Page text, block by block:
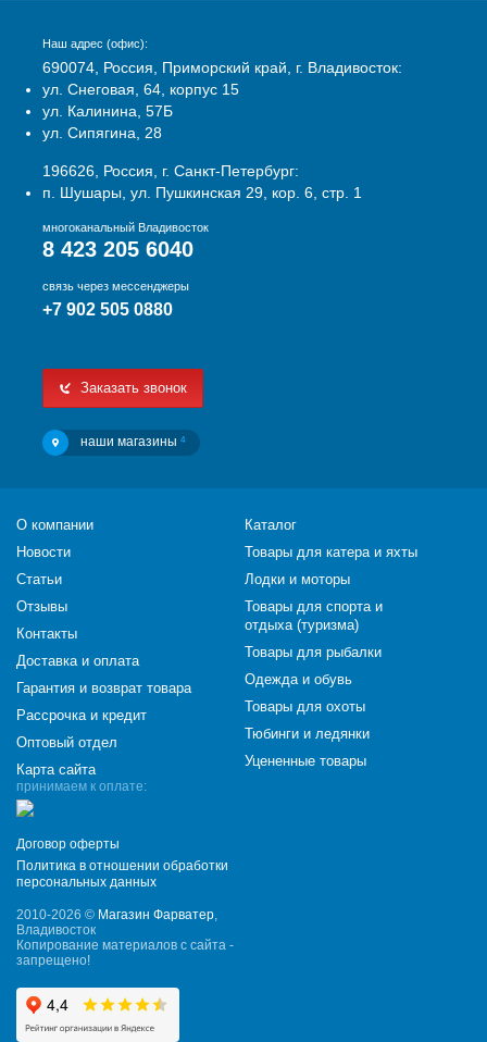
Наш адрес (офис):
690074, Россия, Приморский край, г. Владивосток:
ул. Снеговая, 64, корпус 15
ул. Калинина, 57Б
ул. Сипягина, 28
196626, Россия, г. Санкт-Петербург:
п. Шушары, ул. Пушкинская 29, кор. 6, стр. 1
многоканальный Владивосток
8 423 205 6040
связь через мессенджеры
+7 902 505 0880
Заказать звонок
наши магазины 4
принимаем к оплате:
Договор оферты
Политика в отношении обработки
персональных данных
2010-2026 © Магазин Фарватер,
Владивосток
Копирование материалов с сайта -
запрещено!
О компании
Новости
Статьи
Отзывы
Контакты
Доставка и оплата
Гарантия и возврат товара
Рассрочка и кредит
Оптовый отдел
Карта сайта
Каталог
Товары для катера и яхты
Лодки и моторы
Товары для спорта и
отдыха (туризма)
Товары для рыбалки
Одежда и обувь
Товары для охоты
Тюбинги и ледянки
Уцененные товары